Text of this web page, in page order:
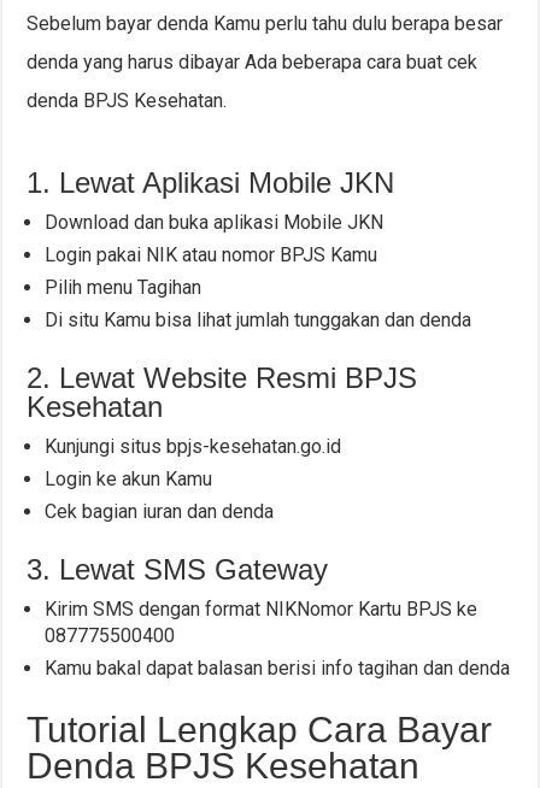
Sebelum bayar denda Kamu perlu tahu dulu berapa besar
denda yang harus dibayar Ada beberapa cara buat cek
denda BPJS Kesehatan.
1. Lewat Aplikasi Mobile JKN
Download dan buka aplikasi Mobile JKN
Login pakai NIK atau nomor BPJS Kamu
Pilih menu Tagihan
Di situ Kamu bisa lihat jumlah tunggakan dan denda
2. Lewat Website Resmi BPJS
Kesehatan
Kunjungi situs bpjs-kesehatan.go.id
Login ke akun Kamu
Cek bagian iuran dan denda
3. Lewat SMS Gateway
Kirim SMS dengan format NIKNomor Kartu BPJS ke
087775500400
Kamu bakal dapat balasan berisi info tagihan dan denda
Tutorial Lengkap Cara Bayar
Denda BPJS Kesehatan